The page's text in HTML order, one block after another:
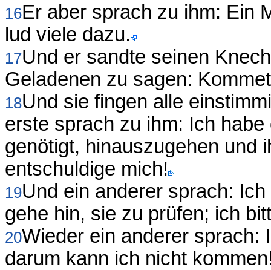
16Er aber sprach zu ihm: Ein
lud viele dazu.
17Und er sandte seinen
Geladenen zu sagen:
18Und sie fingen alle
erste sprach zu ihm: Ich
genötigt, hinauszugehen und
entschuldige mich!
19Und ein anderer sprach:
gehe hin, sie zu prüfen; ich
20Wieder ein anderer sprach:
darum kann ich nicht